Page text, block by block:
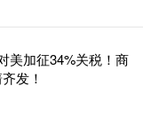
美加征34%关税！商
发！